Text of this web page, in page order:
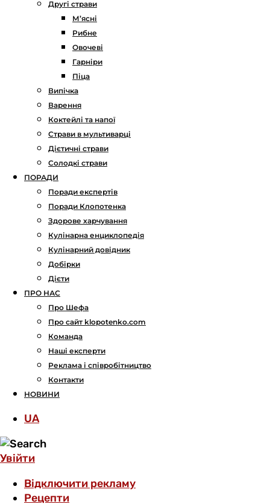
Другі страви
М’ясні
Рибне
Овочеві
Гарніри
Піца
Випічка
Варення
Коктейлі та напої
Страви в мультиварці
Дієтичні страви
Солодкі страви
ПОРАДИ
Поради експертів
Поради Клопотенка
Здорове харчування
Кулінарна енциклопедія
Кулінарний довідник
Добірки
Дієти
ПРО НАС
Про Шефа
Про сайт klopotenko.com
Команда
Наші експерти
Реклама і співробітництво
Контакти
НОВИНИ
UA
Увійти
Відключити рекламу
Рецепти